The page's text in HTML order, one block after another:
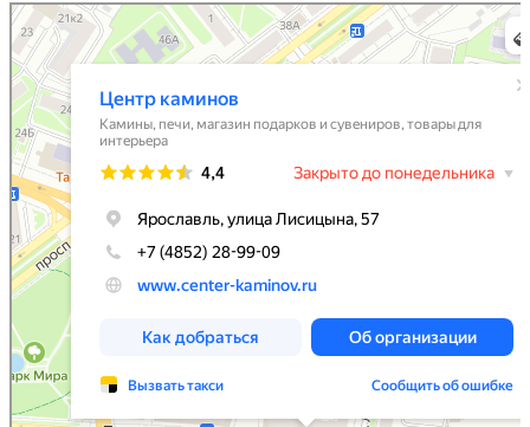
Центр каминов
Камины, печи в Ярославле
Товары для интерьера в Ярославле